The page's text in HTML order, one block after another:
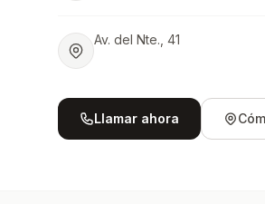
Av. del Nte., 41
Llamar ahora